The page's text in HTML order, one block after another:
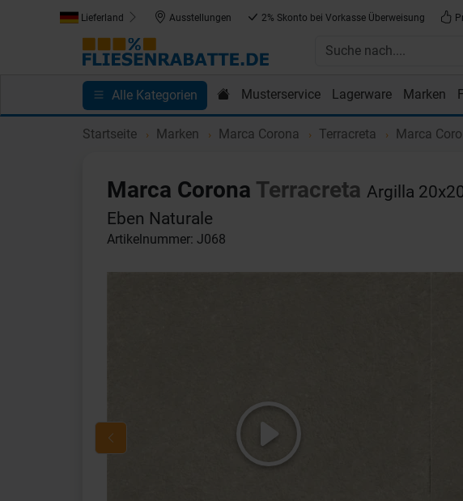
Lieferland Ausstellungen 2% Skonto bei Vorkasse Überweisung
Alle Kategorien Musterservice Lagerware Marken
Kundenprojekte Blog Einkaufen bei Fliesenrabatte.de
Startseite Marken Marca Corona Terracreta Marca
Marca Corona Terracreta Argilla
Eben Naturale
Artikelnummer: J068